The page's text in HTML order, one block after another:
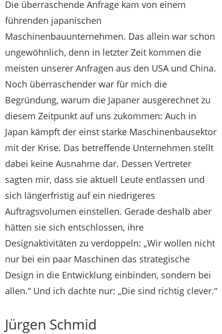
Die überraschende Anfrage kam von einem
führenden japanischen
Maschinenbauunternehmen. Das allein war schon
ungewöhnlich, denn in letzter Zeit kommen die
meisten unserer Anfragen aus den USA und China.
Noch überraschender war für mich die
Begründung, warum die Japaner ausgerechnet zu
diesem Zeitpunkt auf uns zukommen: Auch in
Japan kämpft der einst starke Maschinenbausektor
mit der Krise. Das betreffende Unternehmen stellt
dabei keine Ausnahme dar. Dessen Vertreter
sagten mir, dass sie aktuell Leute entlassen und
sich längerfristig auf ein niedrigeres
Auftragsvolumen einstellen. Gerade deshalb aber
hätten sie sich entschlossen, ihre
Designaktivitäten zu verdoppeln: „Wir wollen nicht
nur bei ein paar Maschinen das strategische
Design in die Entwicklung einbinden, sondern bei
allen.“ Und ich dachte nur: „Die sind richtig clever.“
Jürgen Schmid